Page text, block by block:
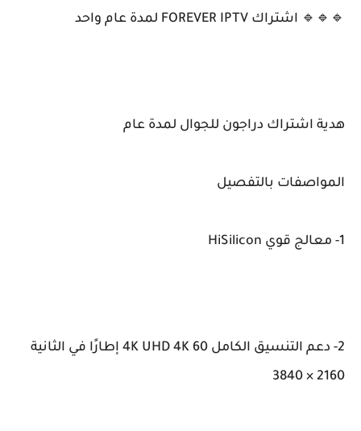
🔹🔹🔹 اشتراك FOREVER IPTV لمدة عام واحد
هدية اشتراك دراجون للجوال لمدة عام
المواصفات بالتفصيل
1- معالج قوي HiSilicon
2- دعم التنسيق الكامل 4K UHD 4K 60 إطارًا في الثانية
2160 × 3840